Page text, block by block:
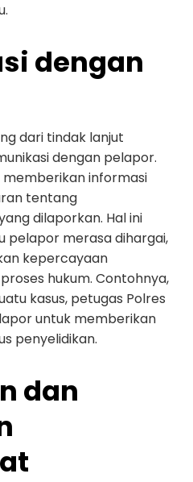
dengan
dari tindak lanjut
dengan pelapor.
informasi
tentang
dilaporkan. Hal ini
pelapor merasa dihargai,
kepercayaan
hukum. Contohnya,
kasus, petugas Polres
untuk memberikan
penyelidikan.
dan